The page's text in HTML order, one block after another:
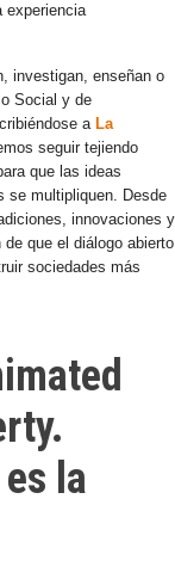
experiencia
investigan, enseñan o
Social y de
a La
seguir tejiendo
que las ideas
se multipliquen. Desde
innovaciones y
que el diálogo abierto
sociedades más
la